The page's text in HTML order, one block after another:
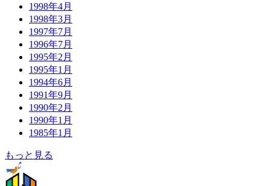
1998年4月
1998年3月
1997年7月
1996年7月
1995年2月
1995年1月
1994年6月
1991年9月
1990年2月
1990年1月
1985年1月
もっと見る